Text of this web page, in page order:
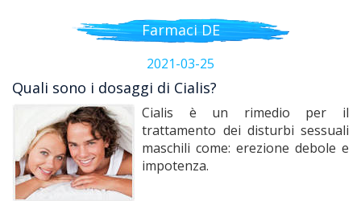
Farmaci DE
2021-03-25
Quali sono i dosaggi di Cialis?
Cialis è un rimedio per il
trattamento dei disturbi sessuali
maschili come: erezione debole e
impotenza.